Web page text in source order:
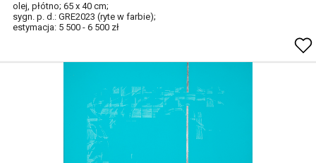
olej, płótno; 65 x 40 cm;
sygn. p. d.: GRE2023 (ryte w farbie);
estymacja: 5 500 - 6 500 zł